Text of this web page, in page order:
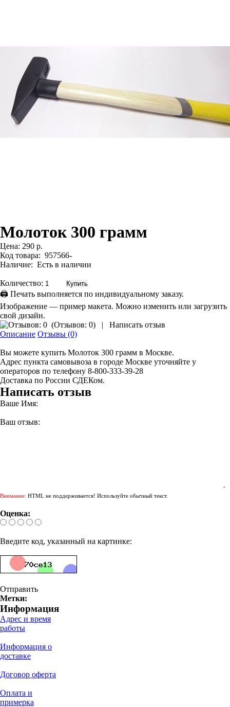
Молоток 300 грамм
Цена: 290 р.
Код товара: 957566-
Наличие: Есть в наличии
Количество:
🖨 Печать выполняется по индивидуальному заказу.
Изображение — пример макета. Можно изменить или загрузить
свой дизайн.
(Отзывов: 0) |
Написать отзыв
Описание Отзывы (0)
Вы можете купить Молоток 300 грамм в Москве.
Адрес пункта самовывоза в городе Москве уточняйте у
операторов по телефону 8-800-333-39-28
Доставка по России СДЕКом.
Написать отзыв
Ваше Имя:
Ваш отзыв:
Внимание: HTML не поддерживается! Используйте обычный текст.
Оценка:
Введите код, указанный на картинке:
Отправить
Метки:
Информация
Адрес и время
работы
Информация о
доставке
Договор оферта
Оплата и
примерка